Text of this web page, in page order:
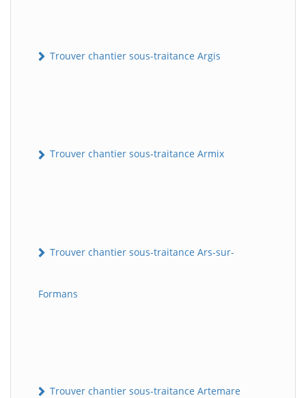
Trouver chantier sous-traitance Argis
Trouver chantier sous-traitance Armix
Trouver chantier sous-traitance Ars-sur-
Formans
Trouver chantier sous-traitance Artemare